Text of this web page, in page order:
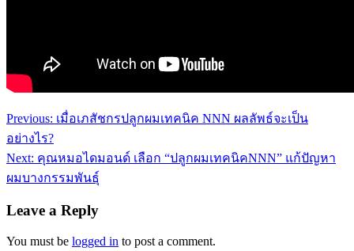
Previous: เมื่อเภสัชกรปลูกผมเทคนิค NNN ผลลัพธ์จะเป็น
อย่างไร?
Next: คุณหมอไดมอนด์ เลือก “ปลูกผมเทคนิคNNN” แก้ปัญหา
ผมบางกรรมพันธุ์
Leave a Reply
You must be logged in to post a comment.